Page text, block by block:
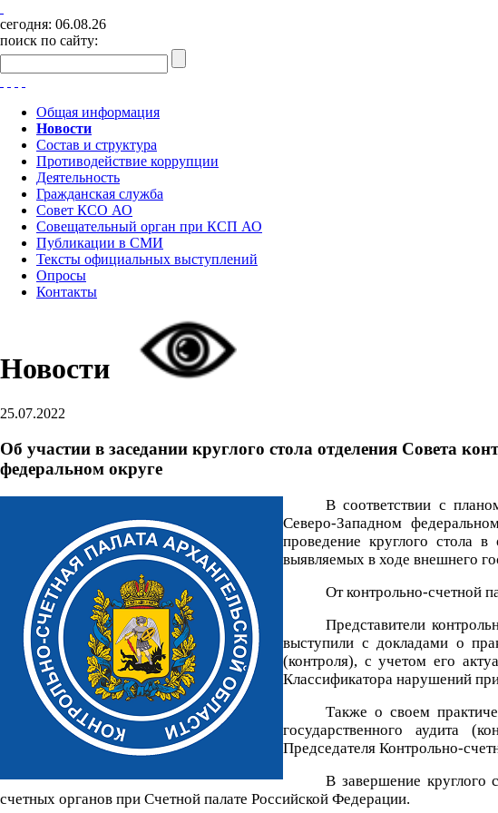
сегодня: 06.08.26
поиск по сайту:
Общая информация
Новости
Состав и структура
Противодействие коррупции
Деятельность
Гражданская служба
Совет КСО АО
Совещательный орган при КСП АО
Публикации в СМИ
Тексты официальных выступлений
Опросы
Контакты
Новости
25.07.2022
Об участии в заседании круглого стола отделения Совета
федеральном округе
В соответствии с
Северо-Западном
проведение круглого стола
выявляемых в ходе внешнего
От контрольно-счетной
Представители
выступили с докладами о
(контроля), с учетом его
Классификатора нарушений
Также о своем
государственного аудита
Председателя Контрольно-
В завершение круглого
счетных органов при Счетной палате Российской Федерации.